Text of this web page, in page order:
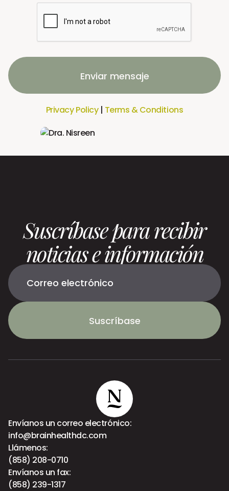
Enviar mensaje
Privacy Policy| Terms & Conditions
Suscríbase para recibir
noticias e información
Suscríbase
Envíanos un correo electrónico:
info@brainhealthdc.com
Llámenos:
(858) 208-0710
Envíanos un fax:
(858) 239-1317